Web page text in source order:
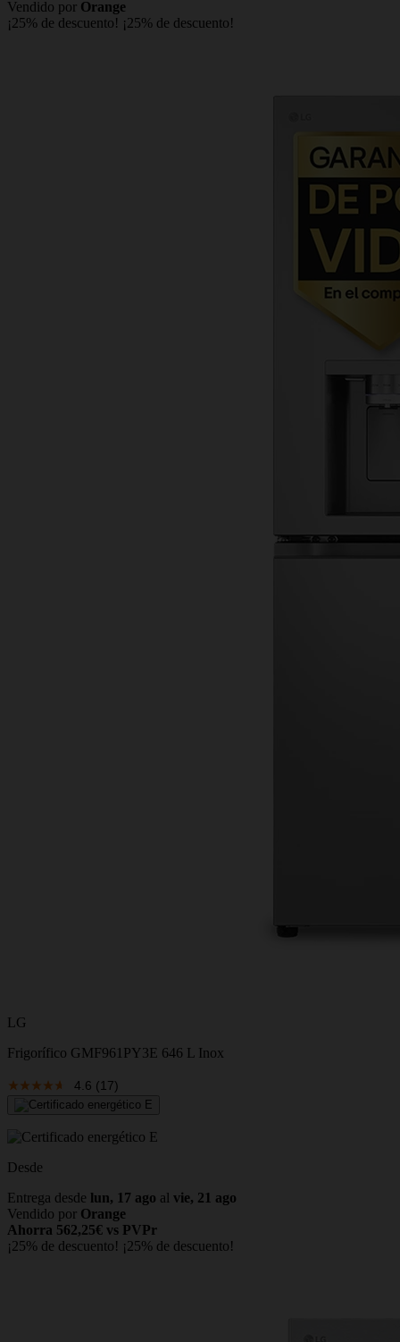
Vendido por Orange
¡25% de descuento! ¡25% de descuento!
LG
Frigorífico GMF961PY3E 646 L Inox
4.6 (17)
Desde
Entrega desde lun, 17 ago al vie, 21 ago
Vendido por Orange
Ahorra 562,25€ vs PVPr
¡25% de descuento! ¡25% de descuento!